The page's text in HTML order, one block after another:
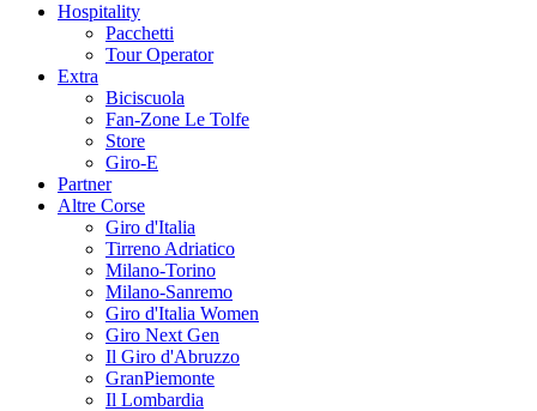
Hospitality
Pacchetti
Tour Operator
Extra
Biciscuola
Fan-Zone Le Tolfe
Store
Giro-E
Partner
Altre Corse
Giro d'Italia
Tirreno Adriatico
Milano-Torino
Milano-Sanremo
Giro d'Italia Women
Giro Next Gen
Il Giro d'Abruzzo
GranPiemonte
Il Lombardia